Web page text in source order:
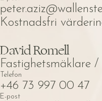
Kostnadsfri
David Romell
Fastighetsmäklare
Telefon
+46 73 997 00 47
E-post